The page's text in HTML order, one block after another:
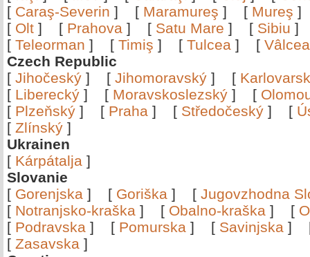
[ Caraş-Severin ] [ Maramureş ] [ Mureş
[ Olt ] [ Prahova ] [ Satu Mare ] [ Sibiu
[ Teleorman ] [ Timiş ] [ Tulcea ] [
Czech Republic
[ Jihočeský ] [ Jihomoravský ] [
[ Liberecký ] [ Moravskoslezský ] [
[ Plzeňský ] [ Praha ] [ Středočeský ] [
[ Zlínský ]
Ukrainen
[ Kárpátalja ]
Slovanie
[ Gorenjska ] [ Goriška ] [ Jugovzhodna
[ Notranjsko-kraška ] [ Obalno-kraška ] [
[ Podravska ] [ Pomurska ] [ Savinjska ]
[ Zasavska ]